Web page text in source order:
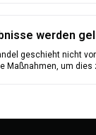
werden
geschieht nicht
Maßnahmen, um dies